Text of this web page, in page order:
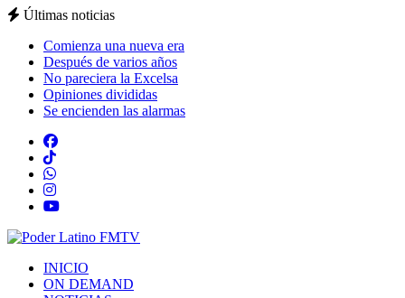
Últimas noticias
Comienza una nueva era
Después de varios años
No pareciera la Excelsa
Opiniones divididas
Se encienden las alarmas
INICIO
ON DEMAND